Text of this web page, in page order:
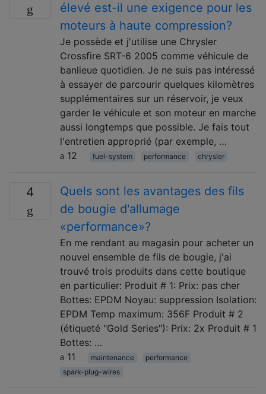
élevé est-il une exigence pour les
moteurs à haute compression?
Je possède et j'utilise une Chrysler
Crossfire SRT-6 2005 comme véhicule de
banlieue quotidien. Je ne suis pas intéressé
à essayer de parcourir quelques kilomètres
supplémentaires sur un réservoir, je veux
garder le véhicule et son moteur en marche
aussi longtemps que possible. Je fais tout
l'entretien approprié (par exemple, …
12
fuel-system performance chrysler
4
Quels sont les avantages des fils
de bougie d'allumage
«performance»?
En me rendant au magasin pour acheter un
nouvel ensemble de fils de bougie, j'ai
trouvé trois produits dans cette boutique
en particulier: Produit # 1: Prix: pas cher
Bottes: EPDM Noyau: suppression Isolation:
EPDM Temp maximum: 356F Produit # 2
(étiqueté "Gold Series"): Prix: 2x Produit # 1
Bottes: …
11
maintenance
performance
spark-plug-wires